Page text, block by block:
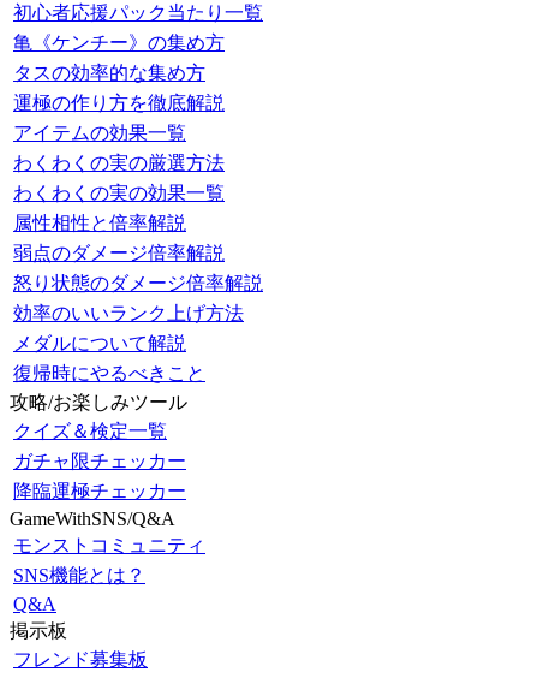
初心者応援パック当たり一覧
亀《ケンチー》の集め方
タスの効率的な集め方
運極の作り方を徹底解説
アイテムの効果一覧
わくわくの実の厳選方法
わくわくの実の効果一覧
属性相性と倍率解説
弱点のダメージ倍率解説
怒り状態のダメージ倍率解説
効率のいいランク上げ方法
メダルについて解説
復帰時にやるべきこと
攻略/お楽しみツール
クイズ＆検定一覧
ガチャ限チェッカー
降臨運極チェッカー
GameWithSNS/Q&A
モンストコミュニティ
SNS機能とは？
Q&A
掲示板
フレンド募集板